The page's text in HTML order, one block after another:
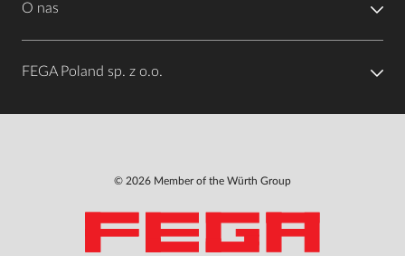
O nas
FEGA Poland sp. z o.o.
© 2026 Member of the Würth Group